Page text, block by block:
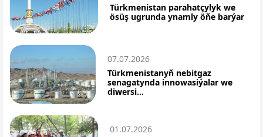
Türkmenistan parahatçylyk we
ösüş ugrunda ynamly öňe barýar
07.07.2026
Türkmenistanyň nebitgaz
senagatynda innowasiýalar we
diwersi...
01.07.2026